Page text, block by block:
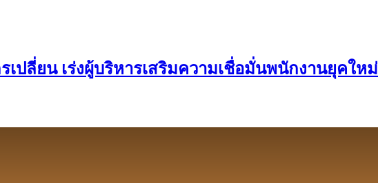
เปลี่ยน เร่งผู้บริหารเสริมความเชื่อมั่นพนักงานยุคใหม่